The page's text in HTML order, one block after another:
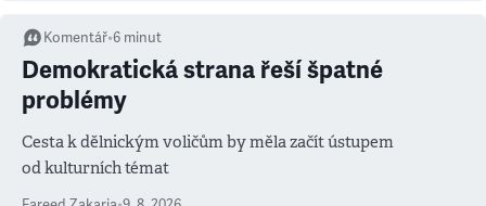
Komentář•6 minut
Demokratická strana řeší špatné
problémy
Cesta k dělnickým voličům by měla začít ústupem
od kulturních témat